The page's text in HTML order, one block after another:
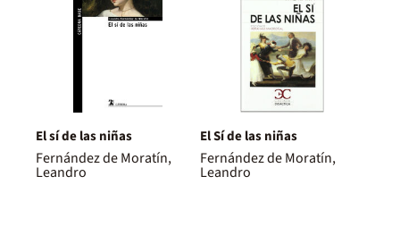
El sí de las niñas
Fernández de Moratín,
Leandro
El Sí de las niñas
Fernández de Moratín,
Leandro